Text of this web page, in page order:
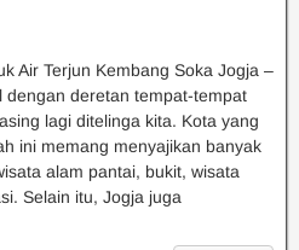
Air Terjun Kembang Soka Jogja –
dengan deretan tempat-tempat
lagi ditelinga kita. Kota yang
ini memang menyajikan banyak
alam pantai, bukit, wisata
Selain itu, Jogja juga